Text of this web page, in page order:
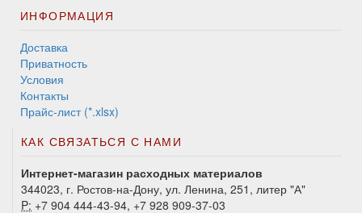
ИНФОРМАЦИЯ
Доставка
Приватность
Условия
Контакты
Прайс-лист (*.xlsx)
КАК СВЯЗАТЬСЯ С НАМИ
Интернет-магазин расходных материалов
344023, г. Ростов-на-Дону, ул. Ленина, 251, литер "А"
P: +7 904 444-43-94, +7 928 909-37-03